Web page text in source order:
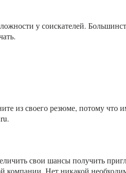
у соискателей.
из своего резюме, потому что
свои шансы получить
Нет никакой